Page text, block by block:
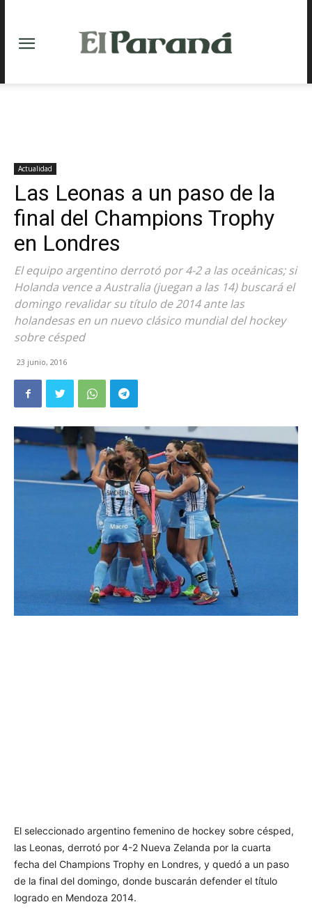
Actualidad
Las Leonas a un paso de la
final del Champions Trophy
en Londres
El equipo argentino derrotó por 4-2 a las oceánicas; si
Holanda vence a Australia (juegan a las 14) buscará el
domingo revalidar su título de 2014 ante las
holandesas en un nuevo clásico mundial del hockey
sobre césped
23 junio, 2016
El seleccionado argentino femenino de hockey sobre césped,
las Leonas, derrotó por 4-2 Nueva Zelanda por la cuarta
fecha del Champions Trophy en Londres, y quedó a un paso
de la final del domingo, donde buscarán defender el título
logrado en Mendoza 2014.